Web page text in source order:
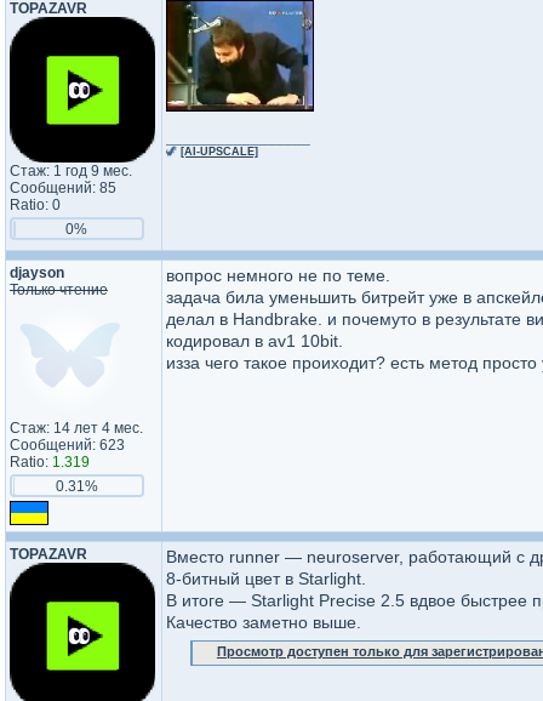
TOPAZAVR
Стаж: 1 год 9 мес.
Сообщений: 85
Ratio: 0
0%
🦖 [AI-UPSCALE]
djayson
Только чтение
Стаж: 14 лет 4 мес.
Сообщений: 623
Ratio: 1.319
0.31%
вопрос немного не по теме.
задача била уменьшить битрейт уже в
делал в Handbrake. и почемуто в результате
кодировал в аv1 10bit.
изза чего такое проиходит? есть метод
TOPAZAVR
Вместо runner — neuroserver, работающий с
8-битный цвет в Starlight.
В итоге — Starlight Precise 2.5 вдвое быстрее
Качество заметно выше.
Просмотр доступен только для